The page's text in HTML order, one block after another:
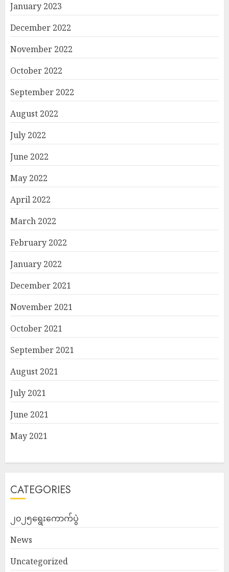
January 2023
December 2022
November 2022
October 2022
September 2022
August 2022
July 2022
June 2022
May 2022
April 2022
March 2022
February 2022
January 2022
December 2021
November 2021
October 2021
September 2021
August 2021
July 2021
June 2021
May 2021
CATEGORIES
၂၀၂၅ရွေးကောက်ပွဲ
News
Uncategorized